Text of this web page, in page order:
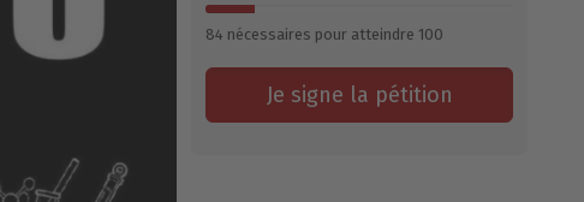
84 nécessaires pour atteindre 100
Je signe la pétition